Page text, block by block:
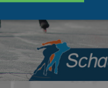
Deze cookies kunnen